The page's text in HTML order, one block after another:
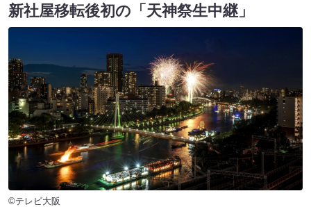
新社屋移転後初の「天神祭生中継」
©テレビ大阪